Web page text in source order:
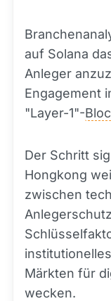
auf Solana
Anleger
Engagement
"Layer-1"-
Der Schritt
Hongkong
zwischen
Märkten für
wecken.